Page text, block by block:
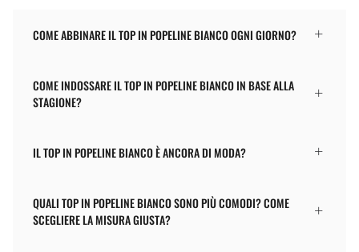
COME ABBINARE IL TOP IN POPELINE BIANCO OGNI GIORNO?
COME INDOSSARE IL TOP IN POPELINE BIANCO IN BASE ALLA
STAGIONE?
IL TOP IN POPELINE BIANCO È ANCORA DI MODA?
QUALI TOP IN POPELINE BIANCO SONO PIÙ COMODI? COME
SCEGLIERE LA MISURA GIUSTA?